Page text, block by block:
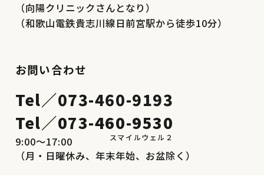
（向陽クリニックさんとなり）
（和歌山電鉄貴志川線日前宮駅から徒歩10分）
お問い合わせ
Tel／073-460-9193
Tel／073-460-9530
9:00〜17:00
（月・日曜休み、年末年始、お盆除く）